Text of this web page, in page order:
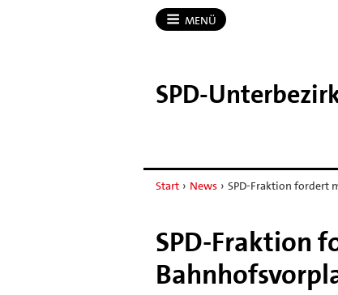
MENÜ
SPD-​
Start › News › SPD-Fraktion fordert
SPD-Fraktion